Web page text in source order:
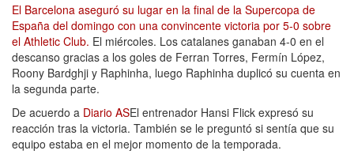
El Barcelona aseguró su lugar en la final de la Supercopa de
España del domingo con una convincente victoria por 5-0 sobre
el Athletic Club. El miércoles. Los catalanes ganaban 4-0 en el
descanso gracias a los goles de Ferran Torres, Fermín López,
Roony Bardghji y Raphinha, luego Raphinha duplicó su cuenta en
la segunda parte.
De acuerdo a Diario ASEl entrenador Hansi Flick expresó su
reacción tras la victoria. También se le preguntó si sentía que su
equipo estaba en el mejor momento de la temporada.